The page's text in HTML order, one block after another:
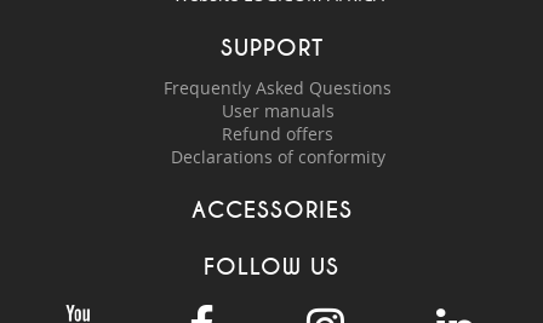
SUPPORT
Frequently Asked Questions
User manuals
Refund offers
Declarations of conformity
ACCESSORIES
FOLLOW US